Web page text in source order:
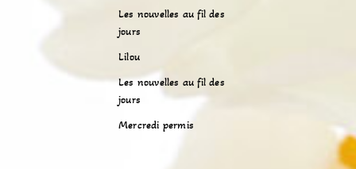
Les nouvelles au fil des
jours
Lilou
Les nouvelles au fil des
jours
Mercredi permis